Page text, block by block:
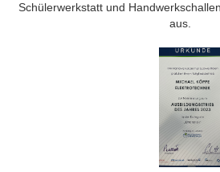
Schülerwerkstatt und
aus.